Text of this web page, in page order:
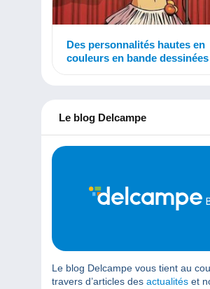
Des personnalités hautes en
couleurs en bande dessinées
Le blog Delcampe
Le blog Delcampe vous tient au
travers d’articles des actualités et